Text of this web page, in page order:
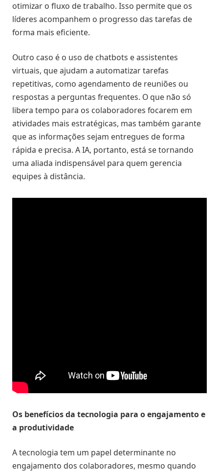
otimizar o fluxo de trabalho. Isso permite que os
líderes acompanhem o progresso das tarefas de
forma mais eficiente.
Outro caso é o uso de chatbots e assistentes
virtuais, que ajudam a automatizar tarefas
repetitivas, como agendamento de reuniões ou
respostas a perguntas frequentes. O que não só
libera tempo para os colaboradores focarem em
atividades mais estratégicas, mas também garante
que as informações sejam entregues de forma
rápida e precisa. A IA, portanto, está se tornando
uma aliada indispensável para quem gerencia
equipes à distância.
Os benefícios da tecnologia para o engajamento e
a produtividade
A tecnologia tem um papel determinante no
engajamento dos colaboradores, mesmo quando